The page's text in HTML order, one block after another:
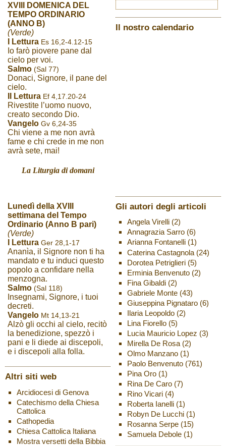
XVIII DOMENICA DEL
TEMPO ORDINARIO
(ANNO B)
(Verde)
I Lettura Es 16,2-4.12-15
Io farò piovere pane dal
cielo per voi.
Salmo (Sal 77)
Donaci, Signore, il pane del
cielo.
II Lettura Ef 4,17.20-24
Rivestite l’uomo nuovo,
creato secondo Dio.
Vangelo Gv 6,24-35
Chi viene a me non avrà
fame e chi crede in me non
avrà sete, mai!
La Liturgia di domani
Lunedì della XVIII
settimana del Tempo
Ordinario (Anno B pari)
(Verde)
I Lettura Ger 28,1-17
Ananìa, il Signore non ti ha
mandato e tu induci questo
popolo a confidare nella
menzogna.
Salmo (Sal 118)
Insegnami, Signore, i tuoi
decreti.
Vangelo Mt 14,13-21
Alzò gli occhi al cielo, recitò
la benedizione, spezzò i
pani e li diede ai discepoli,
e i discepoli alla folla.
Altri siti web
Arcidiocesi di Genova
Catechismo della Chiesa
Cattolica
Cathopedia
Chiesa Cattolica Italiana
Mostra versetti della Bibbia
Il nostro calendario
Gli autori degli articoli
Angela Virelli(2)
Annagrazia Sarro(6)
Arianna Fontanelli(1)
Caterina Castagnola(24)
Dorotea Petriglieri(5)
Erminia Benvenuto(2)
Fina Gibaldi(2)
Gabriele Monte(43)
Giuseppina Pignataro(6)
Ilaria Leopoldo(2)
Lina Fiorello(5)
Lucia Mauricio Lopez (3)
Mirella De Rosa(2)
Olmo Manzano(1)
Paolo Benvenuto(761)
Pina Oro(1)
Rina De Caro(7)
Rino Vicari(4)
Roberta Ianelli(1)
Robyn De Lucchi(1)
Rosanna Serpe(15)
Samuela Debole(1)